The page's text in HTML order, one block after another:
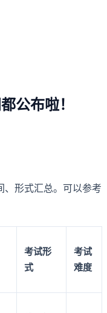
公布啦！
、形式汇总。可以参考
考试形
式
考试
难度